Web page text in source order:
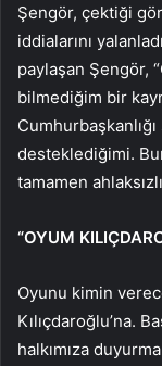
Şengör, çektiği
iddialarını
paylaşan Şengör,
bilmediğim bir
desteklediğimi.
tamamen
“OYUM
Oyunu kimin
Kılıçdaroğlu’na.
halkımıza